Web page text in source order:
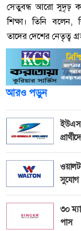
সেতুবন্ধ আরো সুদৃঢ়
শিক্ষা। তিনি বলেন,
তাদের দেশের নেতৃত্ব
আরও পড়ুন
ইউএস-
সুযোগ
৩০
পাস